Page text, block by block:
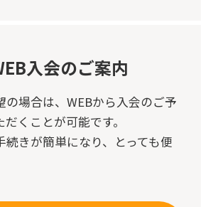
入会のご案内
場合は、 WEBから入会のご予
くことが可能です。
続きが簡単になり、とっても便